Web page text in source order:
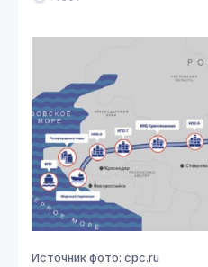
Источник фото: cpc.ru